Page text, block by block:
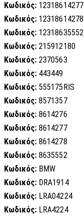
Κωδικός: 12318614277
Κωδικός: 12318614278
Κωδικός: 12318635552
Κωδικός: 215912180
Κωδικός: 2370563
Κωδικός: 443449
Κωδικός: 555175RIS
Κωδικός: 8571357
Κωδικός: 8614276
Κωδικός: 8614277
Κωδικός: 8614278
Κωδικός: 8635552
Κωδικός: BMW
Κωδικός: DRA1914
Κωδικός: LRA04224
Κωδικός: LRA4224